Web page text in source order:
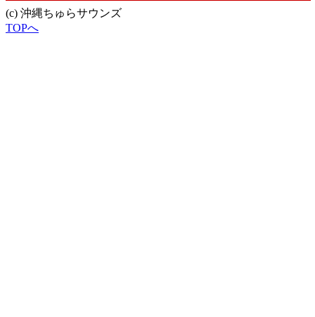
(c) 沖縄ちゅらサウンズ
TOPへ